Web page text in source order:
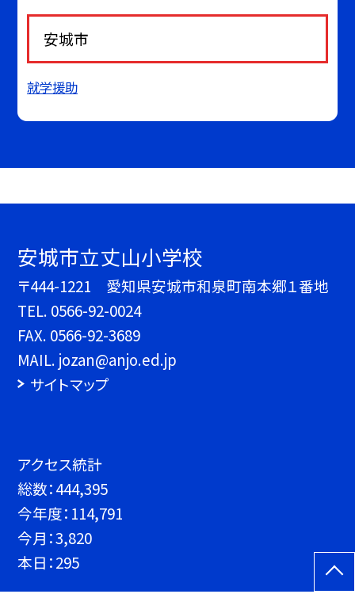
安城市
就学援助
安城市立丈山小学校
〒444-1221 愛知県安城市和泉町南本郷１番地
TEL. 0566-92-0024
FAX. 0566-92-3689
MAIL. jozan@anjo.ed.jp
サイトマップ
アクセス統計
総数：444,395
今年度： 114,791
今月：3,820
本日：295